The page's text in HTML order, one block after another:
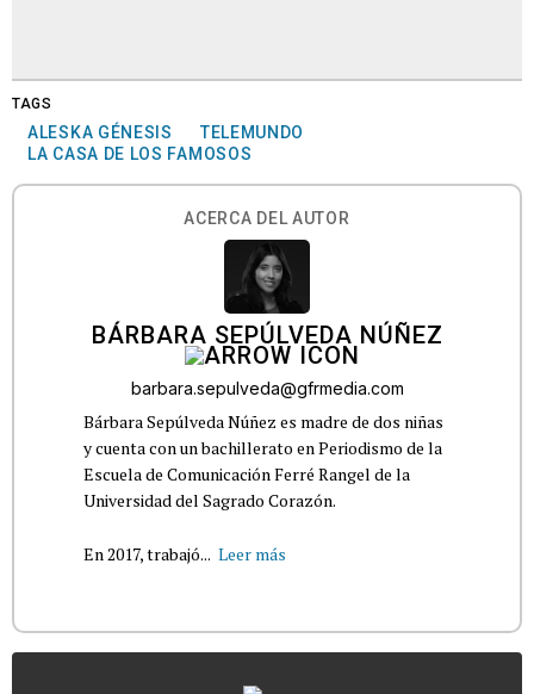
TAGS
ALESKA GÉNESIS
TELEMUNDO
LA CASA DE LOS FAMOSOS
ACERCA DEL AUTOR
BÁRBARA SEPÚLVEDA NÚÑEZ
barbara.sepulveda@gfrmedia.com
Bárbara Sepúlveda Núñez es madre de dos niñas
y cuenta con un bachillerato en Periodismo de la
Escuela de Comunicación Ferré Rangel de la
Universidad del Sagrado Corazón.
En 2017, trabajó... Leer más